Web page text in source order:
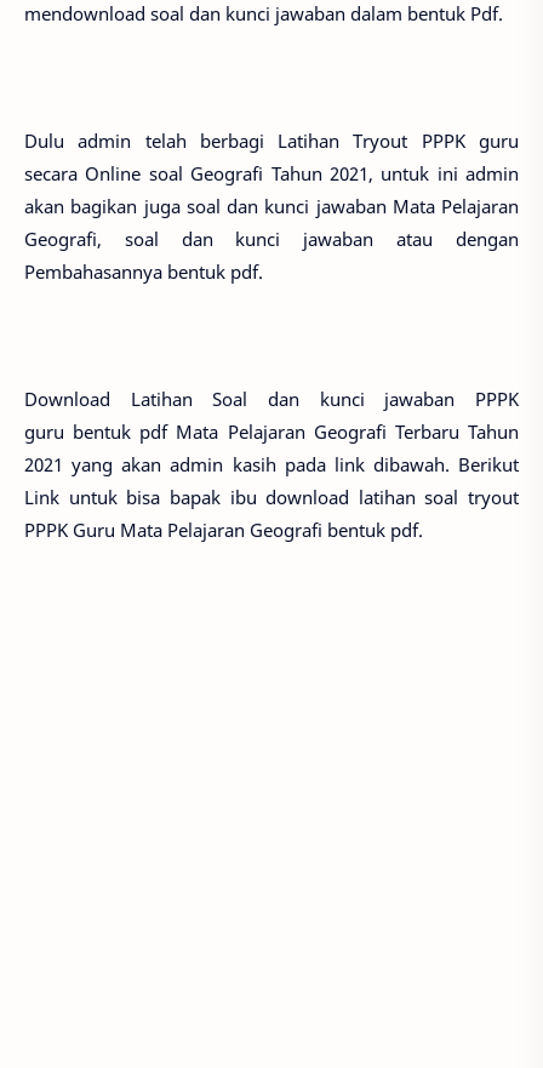
mendownload soal dan kunci jawaban dalam bentuk Pdf.
Dulu admin telah berbagi Latihan Tryout PPPK guru
secara Online soal Geografi Tahun 2021, untuk ini admin
akan bagikan juga soal dan kunci jawaban Mata Pelajaran
Geografi, soal dan kunci jawaban atau dengan
Pembahasannya bentuk pdf.
Download Latihan Soal dan kunci jawaban PPPK
guru bentuk pdf Mata Pelajaran Geografi Terbaru Tahun
2021 yang akan admin kasih pada link dibawah. Berikut
Link untuk bisa bapak ibu download latihan soal tryout
PPPK Guru Mata Pelajaran Geografi bentuk pdf.